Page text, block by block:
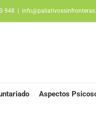
948
Aspectos